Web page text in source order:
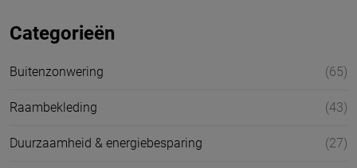
Categorieën
Buitenzonwering (65)
Raambekleding (43)
Duurzaamheid & energiebesparing (27)